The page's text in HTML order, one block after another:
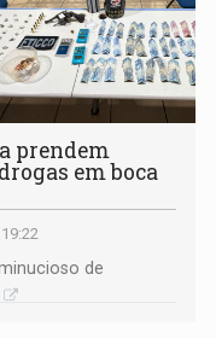
prendem
em boca
de